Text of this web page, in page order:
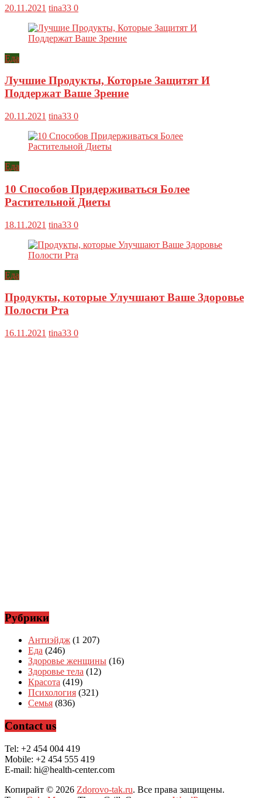
20.11.2021 tina33 0
Еда
Лучшие Продукты, Которые Защитят И
Поддержат Ваше Зрение
20.11.2021 tina33 0
Еда
10 Способов Придерживаться Более
Растительной Диеты
18.11.2021 tina33 0
Еда
Продукты, которые Улучшают Ваше Здоровье
Полости Рта
16.11.2021 tina33 0
Рубрики
Антиэйдж (1 207)
Еда (246)
Здоровье женщины (16)
Здоровье тела (12)
Красота (419)
Психология (321)
Семья (836)
Contact us
Tel: +2 454 004 419
Mobile: +2 454 555 419
E-mail: hi@health-center.com
Копирайт © 2026 Zdorovo-tak.ru. Все права защищены.